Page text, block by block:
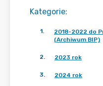
Kategorie:
1.
2018-2022 do
(Archiwum BIP)
2. 2023 rok
3. 2024 rok